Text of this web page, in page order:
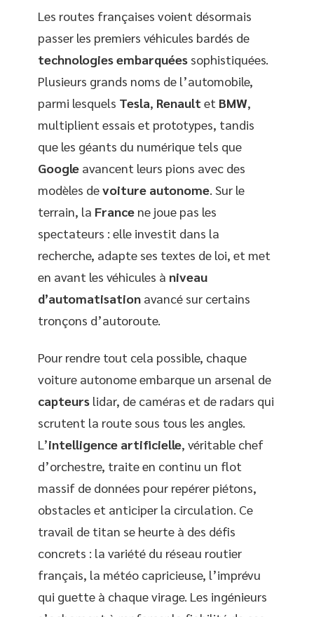
Les routes françaises voient désormais
passer les premiers véhicules bardés de
technologies embarquées sophistiquées.
Plusieurs grands noms de l’automobile,
parmi lesquels Tesla, Renault et BMW,
multiplient essais et prototypes, tandis
que les géants du numérique tels que
Google avancent leurs pions avec des
modèles devoiture autonome . Sur le
terrain, la France ne joue pas les
spectateurs : elle investit dans la
recherche, adapte ses textes de loi, et met
en avant les véhicules à niveau
d’automatisation avancé sur certains
tronçons d’autoroute.
Pour rendre tout cela possible, chaque
voiture autonome embarque un arsenal de
capteurs lidar, de caméras et de radars qui
scrutent la route sous tous les angles.
L’intelligence artificielle, véritable chef
d’orchestre, traite en continu un flot
massif de données pour repérer piétons,
obstacles et anticiper la circulation. Ce
travail de titan se heurte à des défis
concrets : la variété du réseau routier
français, la météo capricieuse, l’imprévu
qui guette à chaque virage. Les ingénieurs